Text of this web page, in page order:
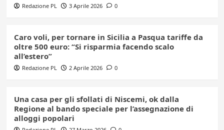
Redazione PL 3 Aprile 2026 0
Caro voli, per tornare in Sicilia a Pasqua tariffe da
oltre 500 euro: “Si risparmia facendo scalo
all’estero”
Redazione PL 2 Aprile 2026 0
Una casa per gli sfollati di Niscemi, ok dalla
Regione al bando speciale per l’assegnazione di
alloggi popolari